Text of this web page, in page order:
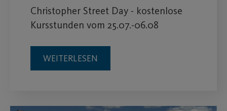
Christopher Street Day - kostenlose
Kursstunden vom 25.07.-06.08
WEITERLESEN